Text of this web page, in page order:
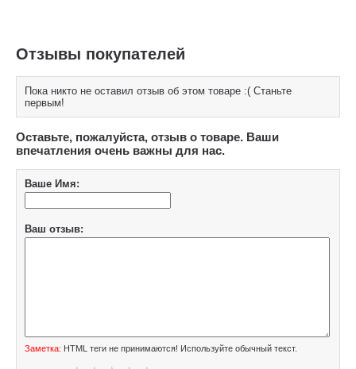
Отзывы покупателей
Пока никто не оставил отзыв об этом товаре :( Станьте
первым!
Оставьте, пожалуйста, отзыв о товаре. Ваши
впечатления очень важны для нас.
Ваше Имя:
Ваш отзыв:
Заметка: HTML теги не принимаются! Используйте обычный текст.